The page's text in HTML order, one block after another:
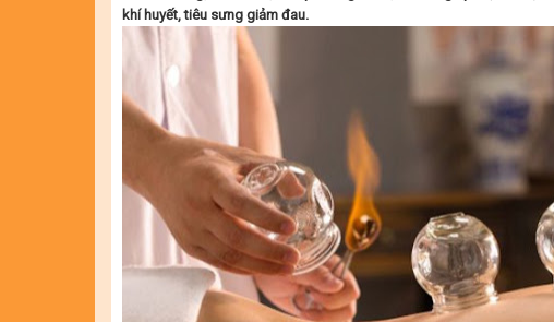
khí huyết, tiêu sưng giảm đau.